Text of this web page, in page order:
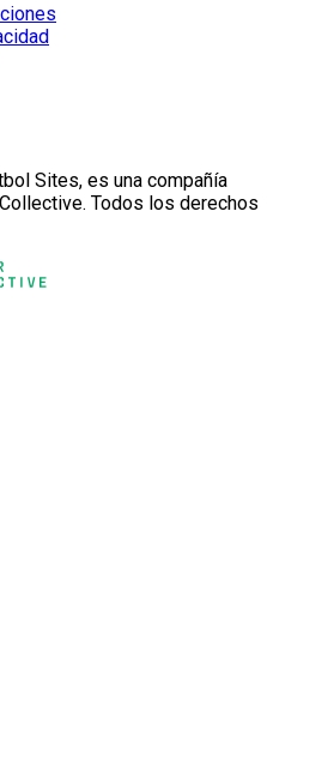
Sites, es una compañía
Todos los derechos